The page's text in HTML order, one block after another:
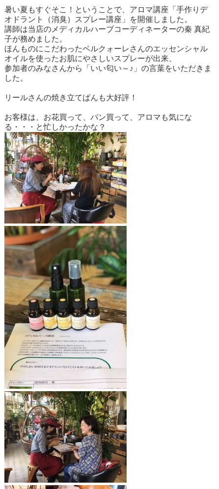
暑い夏もすぐそこ！ということで、アロマ講座「手作りデ
オドラント（消臭）スプレー講座」を開催しました。
講師は当店のメディカルハーブコーディネーターの秦 真紀
子が務めました。
ほんものにこだわったベルクォーレさんのエッセンシャル
オイルを使ったお肌にやさしいスプレーが出来、
参加者のみなさんから「いい匂い～♪」の言葉をいただきま
した。
リールさんの焼き立てぱんも大好評！
お客様は、お花買って、パン買って、アロマも気にな
る・・・と忙しかったかな？